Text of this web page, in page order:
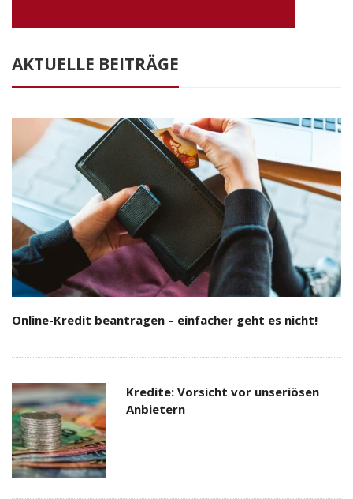
AKTUELLE BEITRÄGE
Online-Kredit beantragen – einfacher geht es nicht!
Kredite: Vorsicht vor unseriösen
Anbietern